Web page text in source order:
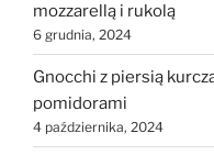
mozzarellą i rukolą
6 grudnia, 2024
Gnocchi z piersią
pomidorami
4 października, 2024